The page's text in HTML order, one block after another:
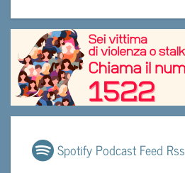
Spotify Podcast Feed Rss